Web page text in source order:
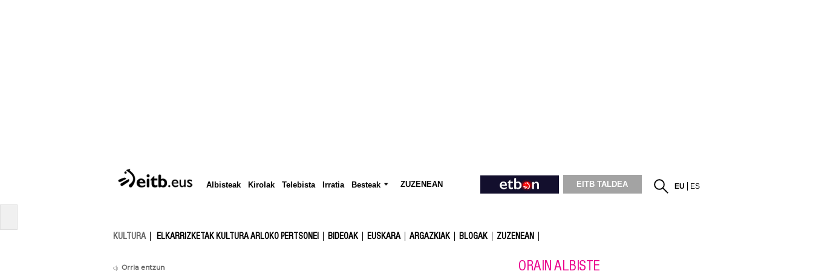
Albisteak Kirolak Telebista Irratia Besteak ZUZENEAN EITB TALDEA EU ES
KULTURA ELKARRIZKETAK KULTURA ARLOKO PERTSONEI BIDEOAK EUSKARA ARGAZKIAK BLOGAK ZUZENEAN
Orria entzun ORAIN ALBISTE